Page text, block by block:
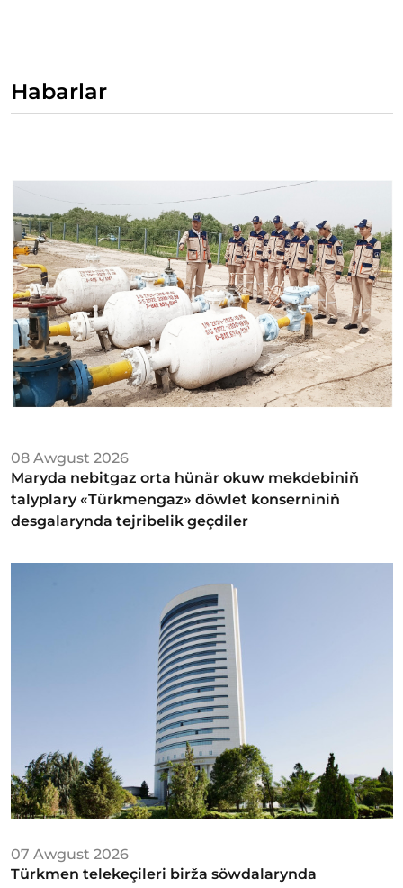
Habarlar
08 Awgust 2026
Maryda nebitgaz orta hünär okuw mekdebiniň
talyplary «Türkmengaz» döwlet konserniniň
desgalarynda tejribelik geçdiler
07 Awgust 2026
Türkmen telekeçileri birža söwdalarynda